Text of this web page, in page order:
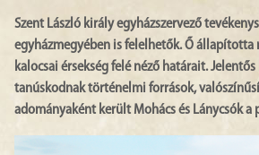
Szent László király egyházszervező
egyházmegyében is felelhetők. Ő állapította
kalocsai érsekség felé néző határait.
tanúskodnak történelmi források,
adományaként került Mohács és Lánycsók